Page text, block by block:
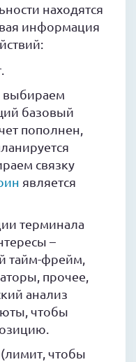
находятся
информация
выбираем
базовый
пополнен,
связку
является
терминала
–
тайм-фрейм,
прочее,
анализ
чтобы
чтобы